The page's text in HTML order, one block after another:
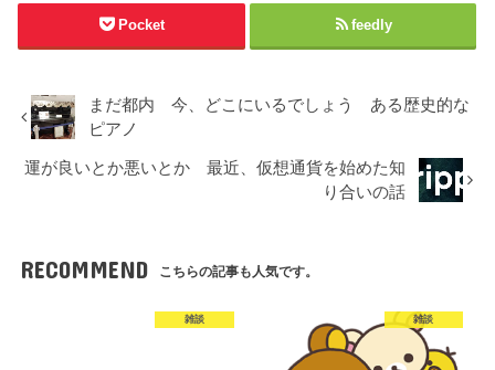
Pocket feedly
まだ都内 今、どこにいるでしょう ある歴史的な
ピアノ
運が良いとか悪いとか 最近、仮想通貨を始めた知
り合いの話
RECOMMEND こちらの記事も人気です。
雑談 雑談